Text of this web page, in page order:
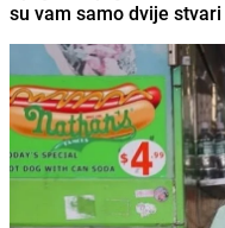
su vam samo dvije stvari